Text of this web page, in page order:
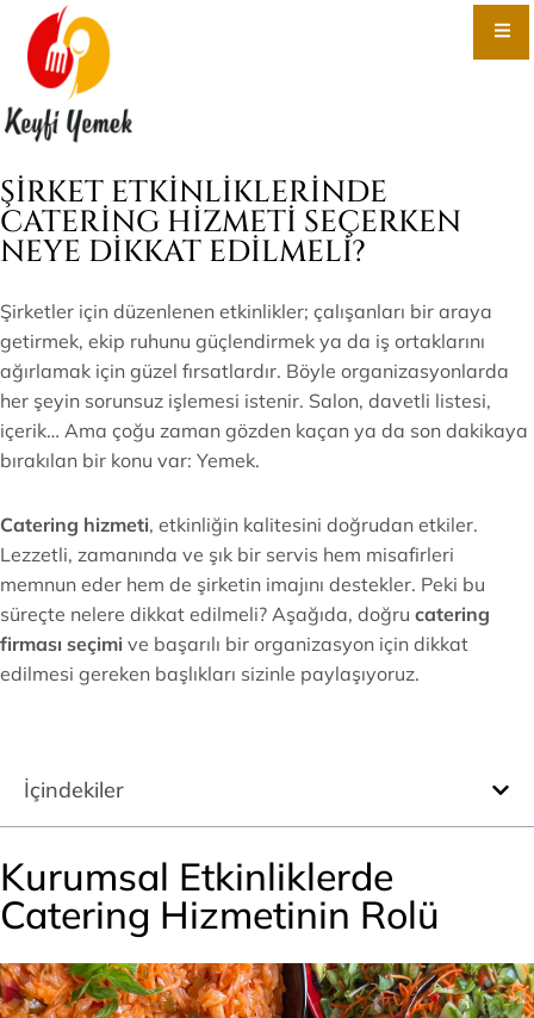
ŞIRKET ETKINLIKLERINDE
CATERING HIZMETI SEÇERKEN
NEYE DIKKAT EDILMELI?
Şirketler için düzenlenen etkinlikler; çalışanları bir araya
getirmek, ekip ruhunu güçlendirmek ya da iş ortaklarını
ağırlamak için güzel fırsatlardır. Böyle organizasyonlarda
her şeyin sorunsuz işlemesi istenir. Salon, davetli listesi,
içerik… Ama çoğu zaman gözden kaçan ya da son dakikaya
bırakılan bir konu var: Yemek.
Catering hizmeti, etkinliğin kalitesini doğrudan etkiler.
Lezzetli, zamanında ve şık bir servis hem misafirleri
memnun eder hem de şirketin imajını destekler. Peki bu
süreçte nelere dikkat edilmeli? Aşağıda, doğru catering
firması seçimi ve başarılı bir organizasyon için dikkat
edilmesi gereken başlıkları sizinle paylaşıyoruz.
İçindekiler
Kurumsal Etkinliklerde
Catering Hizmetinin Rolü